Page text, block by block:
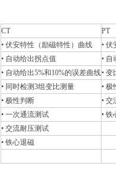
CT
PT
• 伏安特性（励磁特性）曲线
• 伏
• 自动给出拐点值
• 自
• 自动给出5%和10%的误差曲线• 变
• 同时检测3组变比测量
• 极
• 极性判断
• 交
• 一次通流测试
• 铁
• 交流耐压测试
• 铁心退磁